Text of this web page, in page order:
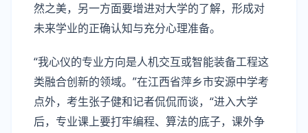
然之美，另一方面要增进对大学的了解，形成对
未来学业的正确认知与充分心理准备。
“我心仪的专业方向是人机交互或智能装备工程这
类融合创新的领域。”在江西省萍乡市安源中学考
点外，考生张子健和记者侃侃而谈，“进入大学
后，专业课上要打牢编程、算法的底子，课外争